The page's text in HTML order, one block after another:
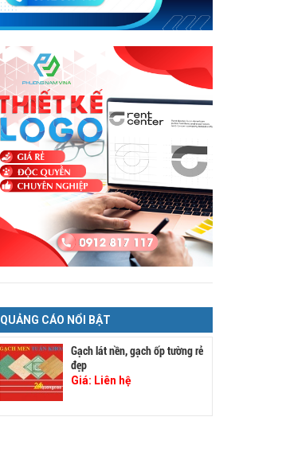
QUẢNG CÁO NỔI BẬT
Gạch lát nền, gạch ốp tường rẻ
đẹp
Giá: Liên hệ